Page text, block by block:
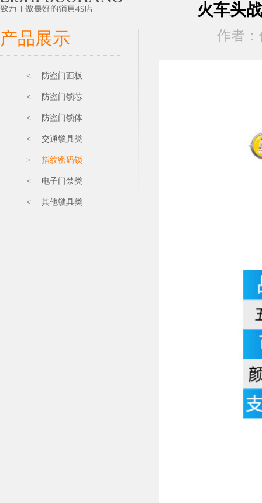
产品展示
< 防盗门面板
< 防盗门锁芯
< 防盗门锁体
< 交通锁具类
> 指纹密码锁
< 电子门禁类
< 其他锁具类
火车头
作者：